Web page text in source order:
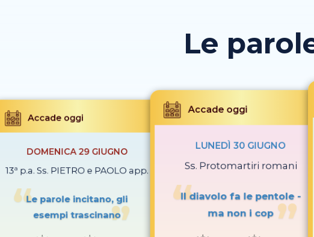
Le
Accade oggi
DOMENICA 29 GIUGNO
13ª p.a. Ss. PIETRO e PAOLO app.
Le parole incitano, gli
esempi trascinano
Accade oggi
LUNEDÌ 30 GIUGNO
Ss. Protomartiri romani
Il diavolo fa le pentole -
ma non i cop